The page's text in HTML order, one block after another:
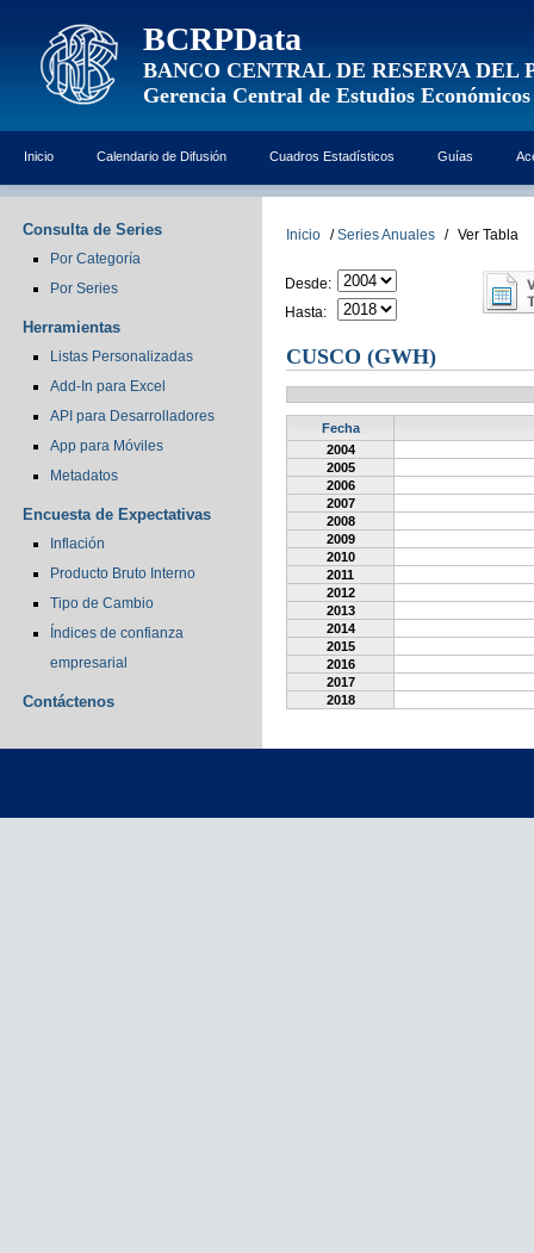
BCRPData
BANCO CENTRAL DE RESERVA DEL
Gerencia Central de Estudios Económicos
Inicio Calendario de Difusión Cuadros Estadísticos Guías
Consulta de Series
Por Categoría
Por Series
Herramientas
Listas Personalizadas
Add-In para Excel
API para Desarrolladores
App para Móviles
Metadatos
Encuesta de Expectativas
Inflación
Producto Bruto Interno
Tipo de Cambio
Índices de confianza
empresarial
Contáctenos
Inicio / Series Anuales / Ver Tabla
Desde:
Hasta:
CUSCO (GWH)
Fecha
2004
2005
2006
2007
2008
2009
2010
2011
2012
2013
2014
2015
2016
2017
2018